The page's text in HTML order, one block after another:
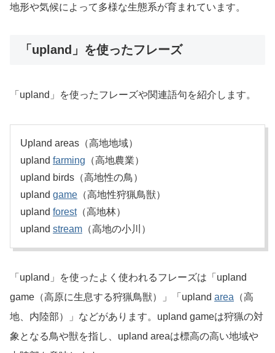
地形や気候によって多様な生態系が育まれています。
「upland」を使ったフレーズ
「upland」を使ったフレーズや関連語句を紹介します。
Upland areas（高地地域）
upland farming （高地農業）
upland birds（高地性の鳥）
upland game （高地性狩猟鳥獣）
upland forest（高地林）
upland stream （高地の小川）
「upland」を使ったよく使われるフレーズは「upland
game（高原に生息する狩猟鳥獣）」「upland area （高
地、内陸部）」などがあります。upland gameは狩猟の対
象となる鳥や獣を指し、upland areaは標高の高い地域や